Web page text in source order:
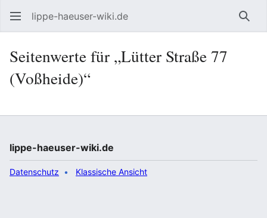
lippe-haeuser-wiki.de
Seitenwerte für „Lütter Straße 77
(Voßheide)“
lippe-haeuser-wiki.de
Datenschutz Klassische Ansicht